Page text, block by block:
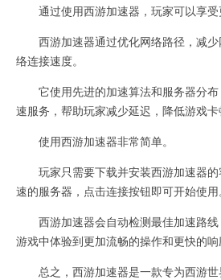
通过使用西游加速器，玩家可以享受
西游加速器通过优化网络路径，减少
络连接速度。
它使用先进的加速算法和服务器分布
速服务，帮助玩家减少延迟，降低游戏卡
使用西游加速器非常简单。
玩家只需要下载并安装西游加速器的
速的服务器，点击连接按钮即可开始使用
西游加速器会自动检测最佳加速路线
游戏中体验到更加流畅的操作和更快的响
总之，西游加速器是一款专为西游世